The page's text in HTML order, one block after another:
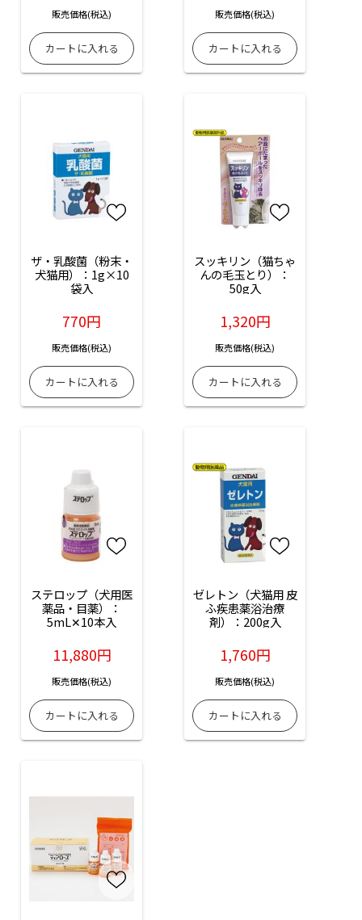
販売価格(税込) 販売価格(税込)
ザ・乳酸菌（粉末・
犬猫用）：1g×10
袋入
770円
販売価格(税込)
スッキリン（猫ちゃ
んの毛玉とり）：
50g入
1,320円
販売価格(税込)
ステロップ（犬用医
薬品・目薬）：
5mL✕10本入
11,880円
販売価格(税込)
ゼレトン（犬猫用 皮
ふ疾患薬浴治療
剤）：200g入
1,760円
販売価格(税込)